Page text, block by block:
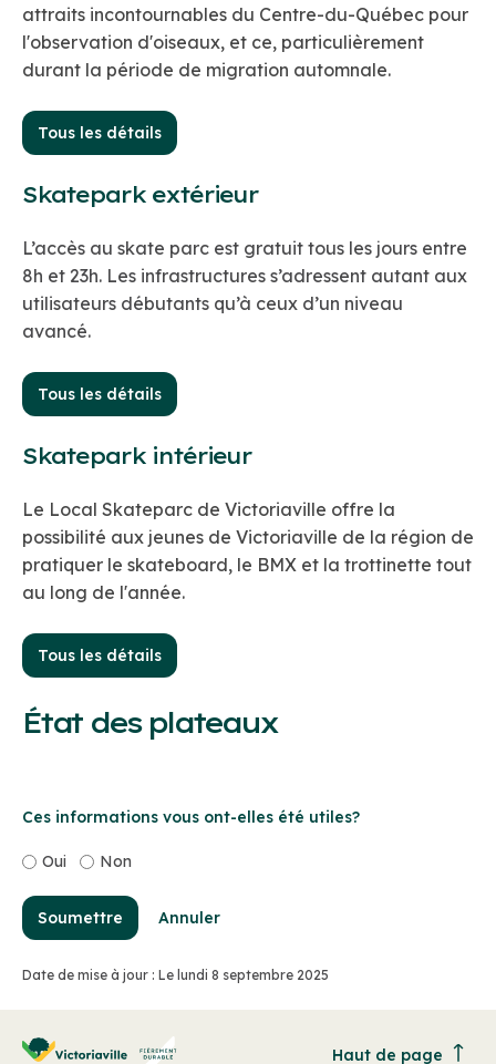
attraits incontournables du Centre-du-Québec pour
l'observation d'oiseaux, et ce, particulièrement
durant la période de migration automnale.
Tous les détails
Skatepark extérieur
L’accès au skate parc est gratuit tous les jours entre
8h et 23h. Les infrastructures s’adressent autant aux
utilisateurs débutants qu’à ceux d’un niveau
avancé.
Tous les détails
Skatepark intérieur
Le Local Skateparc de Victoriaville offre la
possibilité aux jeunes de Victoriaville de la région de
pratiquer le skateboard, le BMX et la trottinette tout
au long de l'année.
Tous les détails
État des plateaux
Ces informations vous ont-elles été utiles?
Oui Non
Soumettre Annuler
Date de mise à jour : Le lundi 8 septembre 2025
Haut de page